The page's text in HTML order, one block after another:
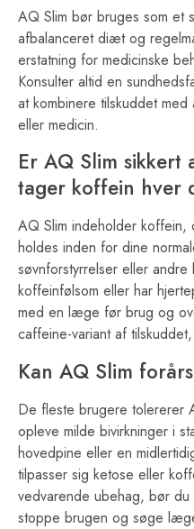
AQ Slim bør bruges som et
afbalanceret diæt og
erstatning for medicinske
Konsulter altid en
at kombinere tilskuddet
eller medicin.
Er AQ Slim sikkert
tager koffein hver
AQ Slim indeholder
holdes inden for dine
søvnforstyrrelser eller
koffeinfølsom eller har
med en læge før brug og
caffeine-variant af
Kan AQ Slim
De fleste brugere tolererer
opleve milde bivirkninger i
hovedpine eller en
tilpasser sig ketose eller
vedvarende ubehag, bør
stoppe brugen og søge